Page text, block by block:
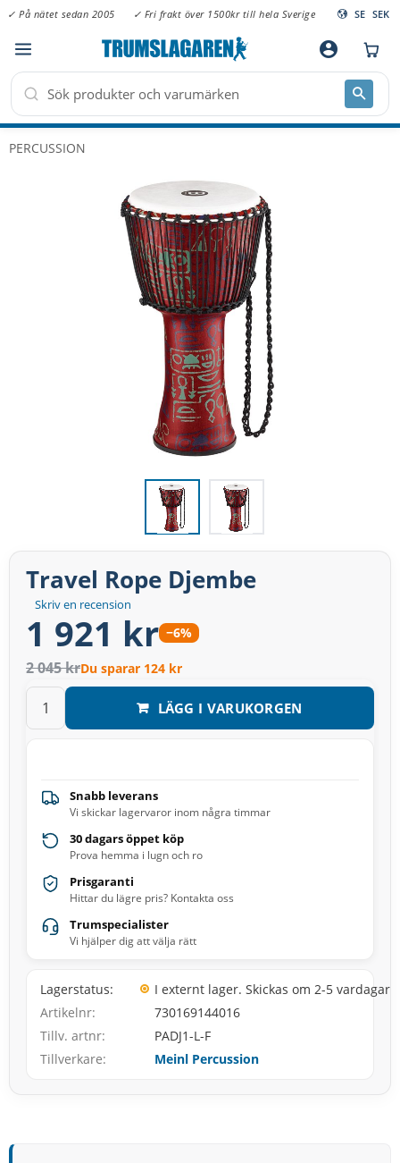
Meny
✓ På nätet sedan 2005 ✓ Fri frakt över 1500kr till hela Sverige SE SEK
account_circle
PERCUSSION
Skriv en recension
Travel Rope Djembe
1 921 kr −6%
2 045 krDu sparar 124 kr
LÄGG I VARUKORGEN
Snabb leverans
Vi skickar lagervaror inom några timmar
30 dagars öppet köp
Prova hemma i lugn och ro
Prisgaranti
Hittar du lägre pris? Kontakta oss
Trumspecialister
Vi hjälper dig att välja rätt
Lagerstatus
I externt lager. Skickas om 2-5 vardagar
Artikelnr
730169144016
Tillv. artnr
PADJ1-L-F
Tillverkare
Meinl Percussion